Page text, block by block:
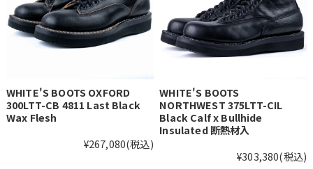
WHITE'S BOOTS OXFORD
300LTT-CB 4811 Last Black
Wax Flesh
¥267,080(税込)
WHITE'S BOOTS
NORTHWEST 375LTT-CIL
Black Calf x Bullhide
Insulated 断熱材入
¥303,380(税込)